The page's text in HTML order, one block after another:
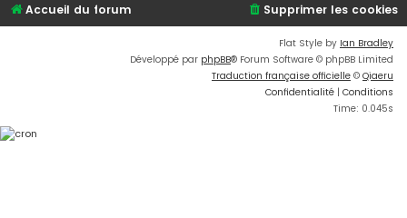
Accueil du forum Supprimer les cookies
Flat Style by Ian Bradley
Développé par phpBB® Forum Software © phpBB Limited
Traduction française officielle © Qiaeru
Confidentialité | Conditions
Time: 0.045s